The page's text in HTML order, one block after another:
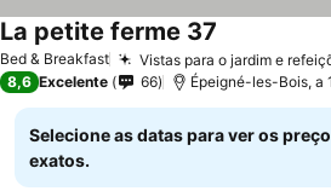
Bed & Breakfast Vistas para o jardim e
La petite ferme 37
8,6 Excelente 66 Épeigné-les-Bois, a
Selecione as datas para ver os
exatos.